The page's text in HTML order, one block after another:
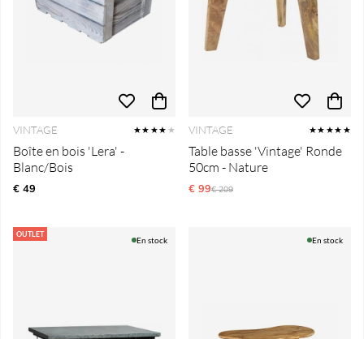
VINTAGE ★★★★ ★
Boîte en bois 'Lera' -
Blanc/Bois
€ 49
VINTAGE ★★★★★
Table basse 'Vintage' Ronde
50cm - Nature
€ 99Prix régulier:
€ 209
OUTLET
En stock En stock